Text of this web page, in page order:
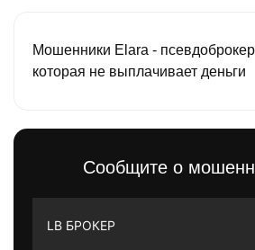
Мошенники Elara -
которая не выплачивает деньги
Сообщите о